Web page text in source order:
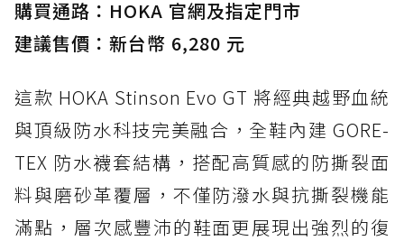
購買通路：HOKA 官網及指定門市
建議售價：新台幣 6,280 元
這款 HOKA Stinson Evo GT 將經典越野血統
與頂級防水科技完美融合，全鞋內建 GORE-
TEX 防水襪套結構，搭配高質感的防撕裂面
料與磨砂革覆層，不僅防潑水與抗撕裂機能
滿點，層次感豐沛的鞋面更展現出強烈的復